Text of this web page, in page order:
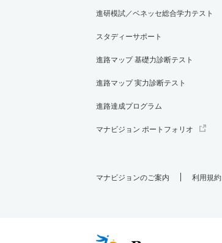
進研模試／ベネッセ総合学力テスト
スタディーサポート
進路マップ 基礎力診断テスト
進路マップ 実力診断テスト
進路達成プログラム
マナビジョン ポートフォリオ
マナビジョンのご案内 利用規約